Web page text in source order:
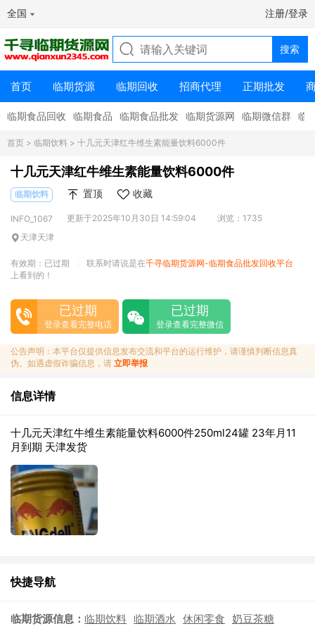
全国 注册/登录
首页 临期货源 临期回收 招商代理 正期批发
临期食品回收 临期食品 临期食品批发 临期货源网 临期微信群 临
首页 > 临期饮料 > 十几元天津红牛维生素能量饮料6000件
十几元天津红牛维生素能量饮料6000件
临期饮料 置顶 收藏
INFO_1067 更新于2025年10月30日 14:59:04
浏览：1735
天津天津
有效期：已过期 联系时请说是在千寻临期货源网-临期食品批发回收平台
上看到的！
已过期
登录查看完整电话
已过期
登录查看完整微信
公告声明：本平台仅提供信息发布交流和平台的运行维护，请谨慎判断信息真
伪。如遇虚假诈骗信息，请 立即举报
信息详情
十几元天津红牛维生素能量饮料6000件250ml24罐 23年月11
月到期 天津发货
快捷导航
临期货源信息： 临期饮料 临期酒水 休闲零食 奶豆茶糖